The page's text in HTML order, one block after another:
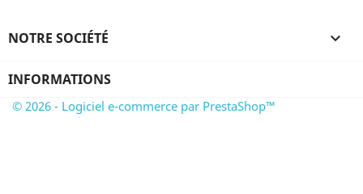
NOTRE SOCIÉTÉ 
INFORMATIONS
© 2026 - Logiciel e-commerce par PrestaShop™